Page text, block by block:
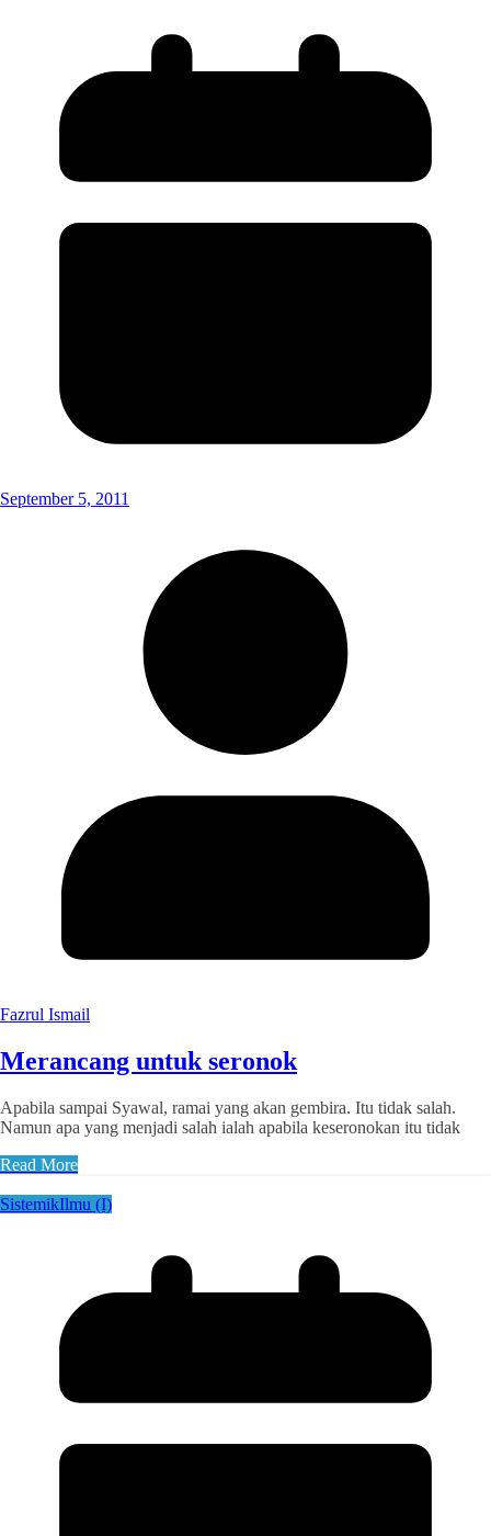
September 5, 2011
Fazrul Ismail
Merancang untuk seronok
Apabila sampai Syawal, ramai yang akan gembira. Itu tidak salah.
Namun apa yang menjadi salah ialah apabila keseronokan itu tidak
Read More
SistemikIlmu (I)